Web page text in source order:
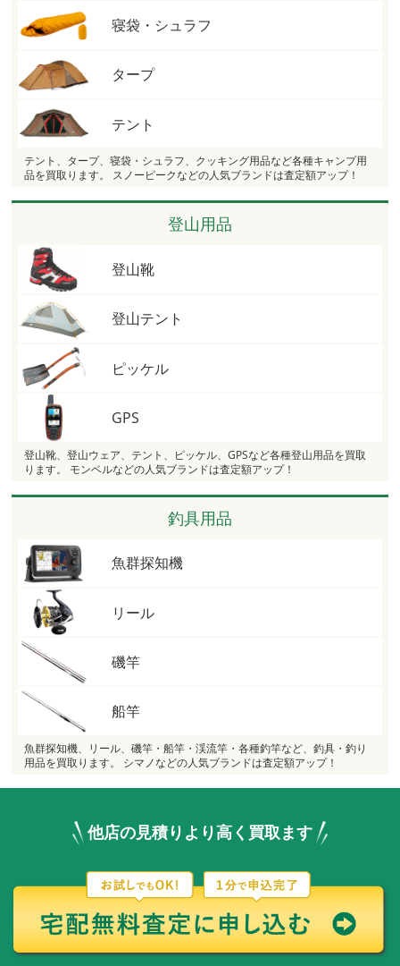
寝袋・シュラフ
タープ
テント
テント、タープ、寝袋・シュラフ、クッキング用品など各種キャンプ用
品を買取ります。 スノーピークなどの人気ブランドは査定額アップ！
登山用品
登山靴
登山テント
ピッケル
GPS
登山靴、登山ウェア、テント、ピッケル、GPSなど各種登山用品を買取
ります。 モンベルなどの人気ブランドは査定額アップ！
釣具用品
魚群探知機
リール
磯竿
船竿
魚群探知機、リール、磯竿・船竿・渓流竿・各種釣竿など、釣具・釣り
用品を買取ります。 シマノなどの人気ブランドは査定額アップ！
他店の見積りより高く買取ます